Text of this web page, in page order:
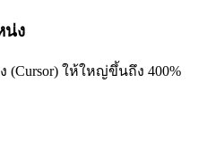
น่ง
ให้ใหญ่ขึ้นถึง 400%